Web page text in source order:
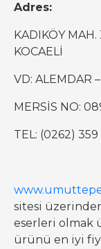
Adres:
KADIKÖY
KOCAELİ
VD: ALEMDAR
MERSİS NO:
TEL: (0262) 359
sitesi
eserleri olmak
ürünü en iyi